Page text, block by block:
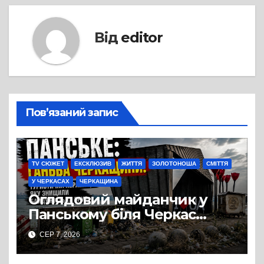
Від editor
Пов’язаний запис
TV СЮЖЕТ ЕКСКЛЮЗИВ ЖИТТЯ ЗОЛОТОНОША СМІТТЯ
У ЧЕРКАСАХ ЧЕРКАЩИНА
Оглядовий майданчик у
Панському біля Черкас
перетворився на занедбане
сміттєзвалище
СЕР 7, 2026